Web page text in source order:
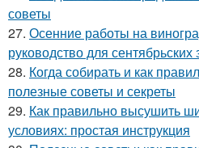
советы
27. Осенние работы на
руководство для сентябрьских
28. Когда собирать и как
полезные советы и секреты
29. Как правильно высушить
условиях: простая инструкция